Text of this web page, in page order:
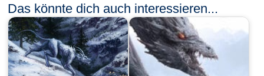
Das könnte dich auch interessieren...